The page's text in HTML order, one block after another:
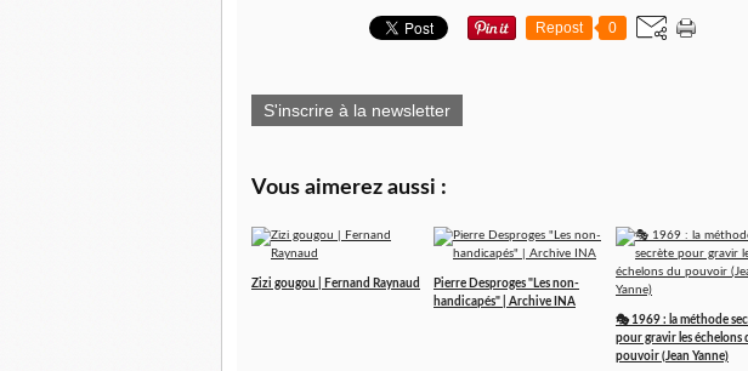
Repost 0
S'inscrire à la newsletter
Vous aimerez aussi :
Zizi gougou | Fernand Raynaud
Pierre Desproges "Les non-
handicapés" | Archive INA
🎭 1969 : la méthode
pour gravir les échelons
pouvoir (Jean Yanne)